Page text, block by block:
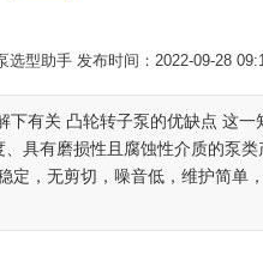
型助手 发布时间：2022-09-28
下有关 凸轮转子泵的优缺点 这一
具有磨损性且腐蚀性介质的泵类
定，无剪切，噪音低，维护简单